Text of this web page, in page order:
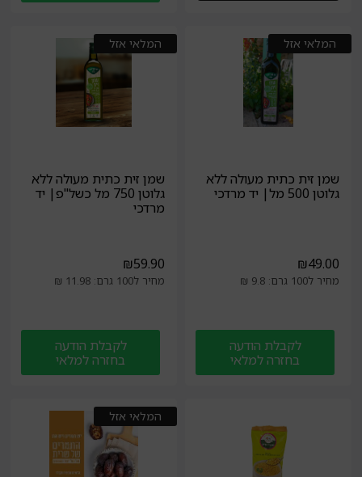
המלאי אזל
שמן זית כתית מעולה ללא
גלוטן 500 מל| יד מרדכי
₪49.00
מחיר ל100 גרם: 9.8 ₪
לקבלת הודעה
בחזרה למלאי
המלאי אזל
שמן זית כתית מעולה ללא
גלוטן 750 מל כשל"פ| יד
מרדכי
₪59.90
מחיר ל100 גרם: 11.98 ₪
לקבלת הודעה
בחזרה למלאי
המלאי אזל